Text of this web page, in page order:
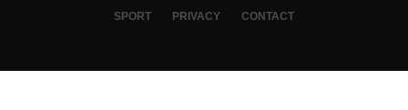
SPORT PRIVACY CONTACT